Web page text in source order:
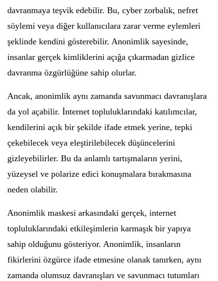
davranmaya teşvik edebilir. Bu, cyber zorbalık, nefret
söylemi veya diğer kullanıcılara zarar verme eylemleri
şeklinde kendini gösterebilir. Anonimlik sayesinde,
insanlar gerçek kimliklerini açığa çıkarmadan gizlice
davranma özgürlüğüne sahip olurlar.
Ancak, anonimlik aynı zamanda savunmacı davranışlara
da yol açabilir. İnternet topluluklarındaki katılımcılar,
kendilerini açık bir şekilde ifade etmek yerine, tepki
çekebilecek veya eleştirilebilecek düşüncelerini
gizleyebilirler. Bu da anlamlı tartışmaların yerini,
yüzeysel ve polarize edici konuşmalara bırakmasına
neden olabilir.
Anonimlik maskesi arkasındaki gerçek, internet
topluluklarındaki etkileşimlerin karmaşık bir yapıya
sahip olduğunu gösteriyor. Anonimlik, insanların
fikirlerini özgürce ifade etmesine olanak tanırken, aynı
zamanda olumsuz davranışları ve savunmacı tutumları